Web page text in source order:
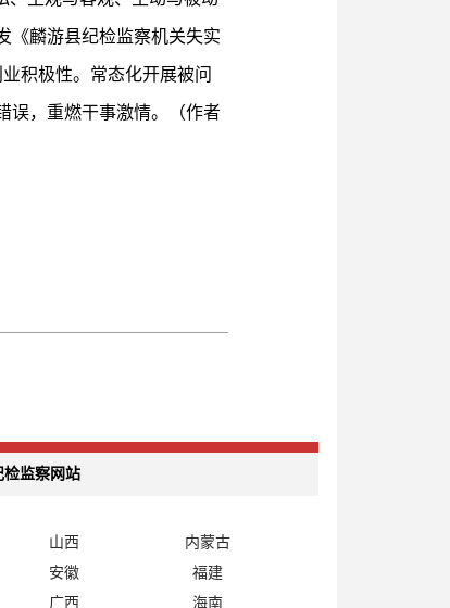
《麟游县纪检监察机关失实
积极性。常态化开展被问
误，重燃干事激情。（作者
检监察网站
山西
内蒙古
安徽
福建
广西 海南